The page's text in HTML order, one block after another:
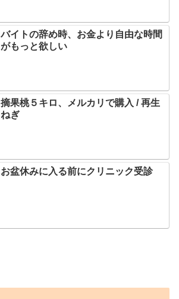
バイトの辞め時、お金より自由な時間
がもっと欲しい
摘果桃５キロ、メルカリで購入 / 再生
ねぎ
お盆休みに入る前にクリニック受診